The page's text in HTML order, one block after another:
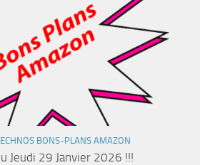
BONS-PLANS AMAZON
Jeudi 29 Janvier 2026 !!!